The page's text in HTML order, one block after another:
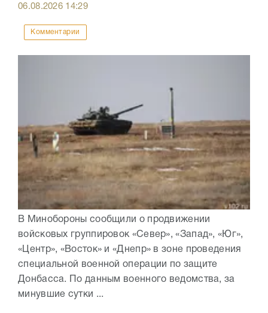
06.08.2026 14:29
Комментарии
В Минобороны сообщили о продвижении
войсковых группировок «Север», «Запад», «Юг»,
«Центр», «Восток» и «Днепр» в зоне проведения
специальной военной операции по защите
Донбасса. По данным военного ведомства, за
минувшие сутки ...